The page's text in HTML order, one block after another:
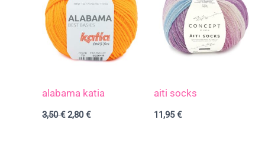
alabama katia
3,50€
3,50 €.
2,80€
2,80 €.
aiti socks
11,95€